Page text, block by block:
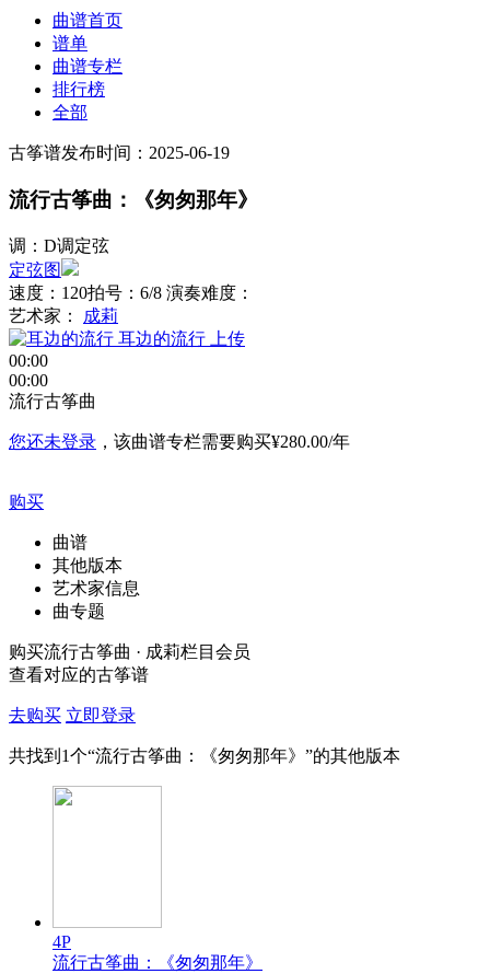
曲谱首页
谱单
曲谱专栏
排行榜
全部
古筝谱发布时间：2025-06-19
流行古筝曲：《匆匆那年》
调：D调定弦
定弦图
速度：120拍号：6/8 演奏难度：
艺术家：
成莉
耳边的流行
上传
00:00
00:00
流行古筝曲
您还未登录 ，该曲谱专栏需要购买¥280.00/年
购买
曲谱
其他版本
艺术家信息
曲专题
购买流行古筝曲 · 成莉栏目会员
查看对应的古筝谱
去购买 立即登录
共找到 1个“流行古筝曲：《匆匆那年》”的其他版本
4P
流行古筝曲：《匆匆那年》